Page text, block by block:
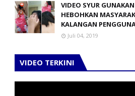
VIDEO SYUR
HEBOHKAN
KALANGAN
Juli 04, 2019
VIDEO TERKINI